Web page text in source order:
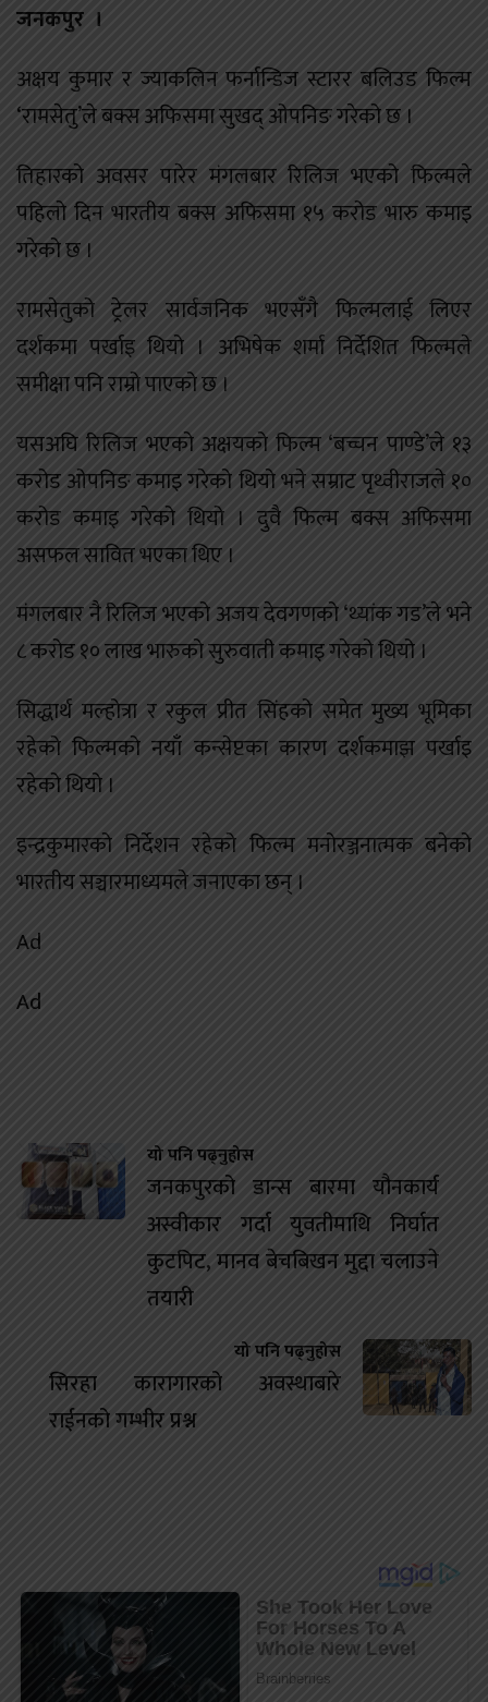
जनकपुर ।
अक्षय कुमार र ज्याकलिन फर्नान्डिज स्टारर बलिउड फिल्म
‘रामसेतु’ले बक्स अफिसमा सुखद् ओपनिङ गरेको छ ।
तिहारको अवसर पारेर मंगलबार रिलिज भएको फिल्मले
पहिलो दिन भारतीय बक्स अफिसमा १५ करोड भारु कमाइ
गरेको छ ।
रामसेतुको ट्रेलर सार्वजनिक भएसँगै फिल्मलाई लिएर
दर्शकमा पर्खाइ थियो । अभिषेक शर्मा निर्देशित फिल्मले
समीक्षा पनि राम्रो पाएको छ ।
यसअघि रिलिज भएको अक्षयको फिल्म ‘बच्चन पाण्डे’ले १३
करोड ओपनिङ कमाइ गरेको थियो भने सम्राट पृथ्वीराजले १०
करोड कमाइ गरेको थियो । दुवै फिल्म बक्स अफिसमा
असफल सावित भएका थिए ।
मंगलबार नै रिलिज भएको अजय देवगणको ‘थ्यांक गड’ले भने
८ करोड १० लाख भारुको सुरुवाती कमाइ गरेको थियो ।
सिद्धार्थ मल्होत्रा र रकुल प्रीत सिंहको समेत मुख्य भूमिका
रहेको फिल्मको नयाँ कन्सेप्टका कारण दर्शकमाझ पर्खाइ
रहेको थियो ।
इन्द्रकुमारको निर्देशन रहेको फिल्म मनोरञ्जनात्मक बनेको
भारतीय सञ्चारमाध्यमले जनाएका छन् ।
Ad
Ad
यो पनि पढ्नुहोस
जनकपुरको डान्स बारमा यौनकार्य
अस्वीकार गर्दा युवतीमाथि निर्घात
कुटपिट, मानव बेचबिखन मुद्दा चलाउने
तयारी
यो पनि पढ्नुहोस
सिरहा कारागारको अवस्थाबारे
राईनको गम्भीर प्रश्न